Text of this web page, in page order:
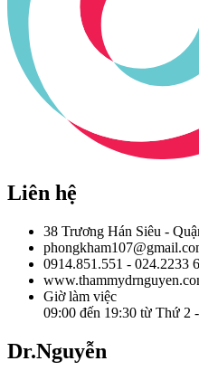
Liên hệ
38 Trương Hán Siêu -
0914.851.551 - 024.2233
Giờ làm việc
09:00 đến 19:30 từ Thứ 2
Dr.Nguyễn